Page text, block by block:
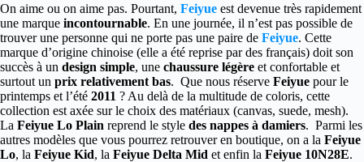
On aime ou on aime pas. Pourtant, Feiyue est devenue très rapidement
une marque incontournable. En une journée, il n’est pas possible de
trouver une personne qui ne porte pas une paire de Feiyue. Cette
marque d’origine chinoise (elle a été reprise par des français) doit son
succès à un design simple, une chaussure légère et confortable et
surtout un prix relativement bas. Que nous réserve Feiyue pour le
printemps et l’été 2011 ? Au delà de la multitude de coloris, cette
collection est axée sur le choix des matériaux (canvas, suede, mesh).
La Feiyue Lo Plain reprend le style des nappes à damiers. Parmi les
autres modèles que vous pourrez retrouver en boutique, on a la Feiyue
Lo, la Feiyue Kid, la Feiyue Delta Mid et enfin la Feiyue 10N28E.